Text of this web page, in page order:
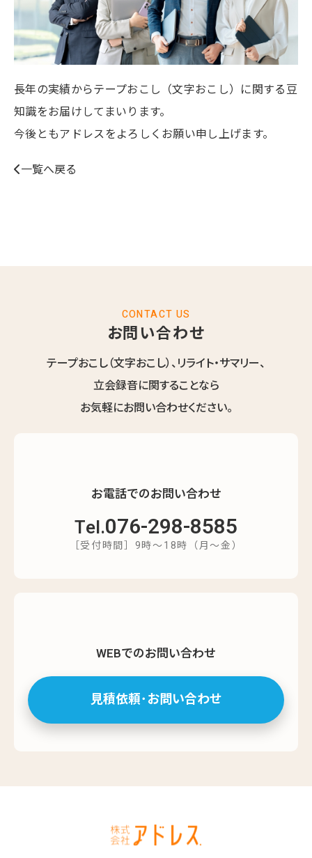
長年の実績からテープおこし（文字おこし）に関する豆
知識をお届けしてまいります。
今後ともアドレスをよろしくお願い申し上げます。
一覧へ戻る
CONTACT US
お問い合わせ
テープおこし（文字おこし）、リライト・サマリー、
立会録音に関することなら
お気軽にお問い合わせください。
お電話でのお問い合わせ
Tel.076-298-8585
［受付時間］9時～18時（月～金）
WEBでのお問い合わせ
見積依頼･お問い合わせ